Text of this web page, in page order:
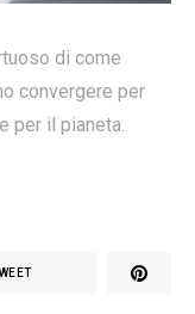
di come
convergere per
per il pianeta.